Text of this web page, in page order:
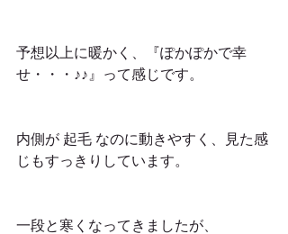
予想以上に暖かく、『ぽかぽかで幸
せ・・・♪♪』って感じです。
内側が 起毛 なのに動きやすく、見た感
じもすっきりしています。
一段と寒くなってきましたが、